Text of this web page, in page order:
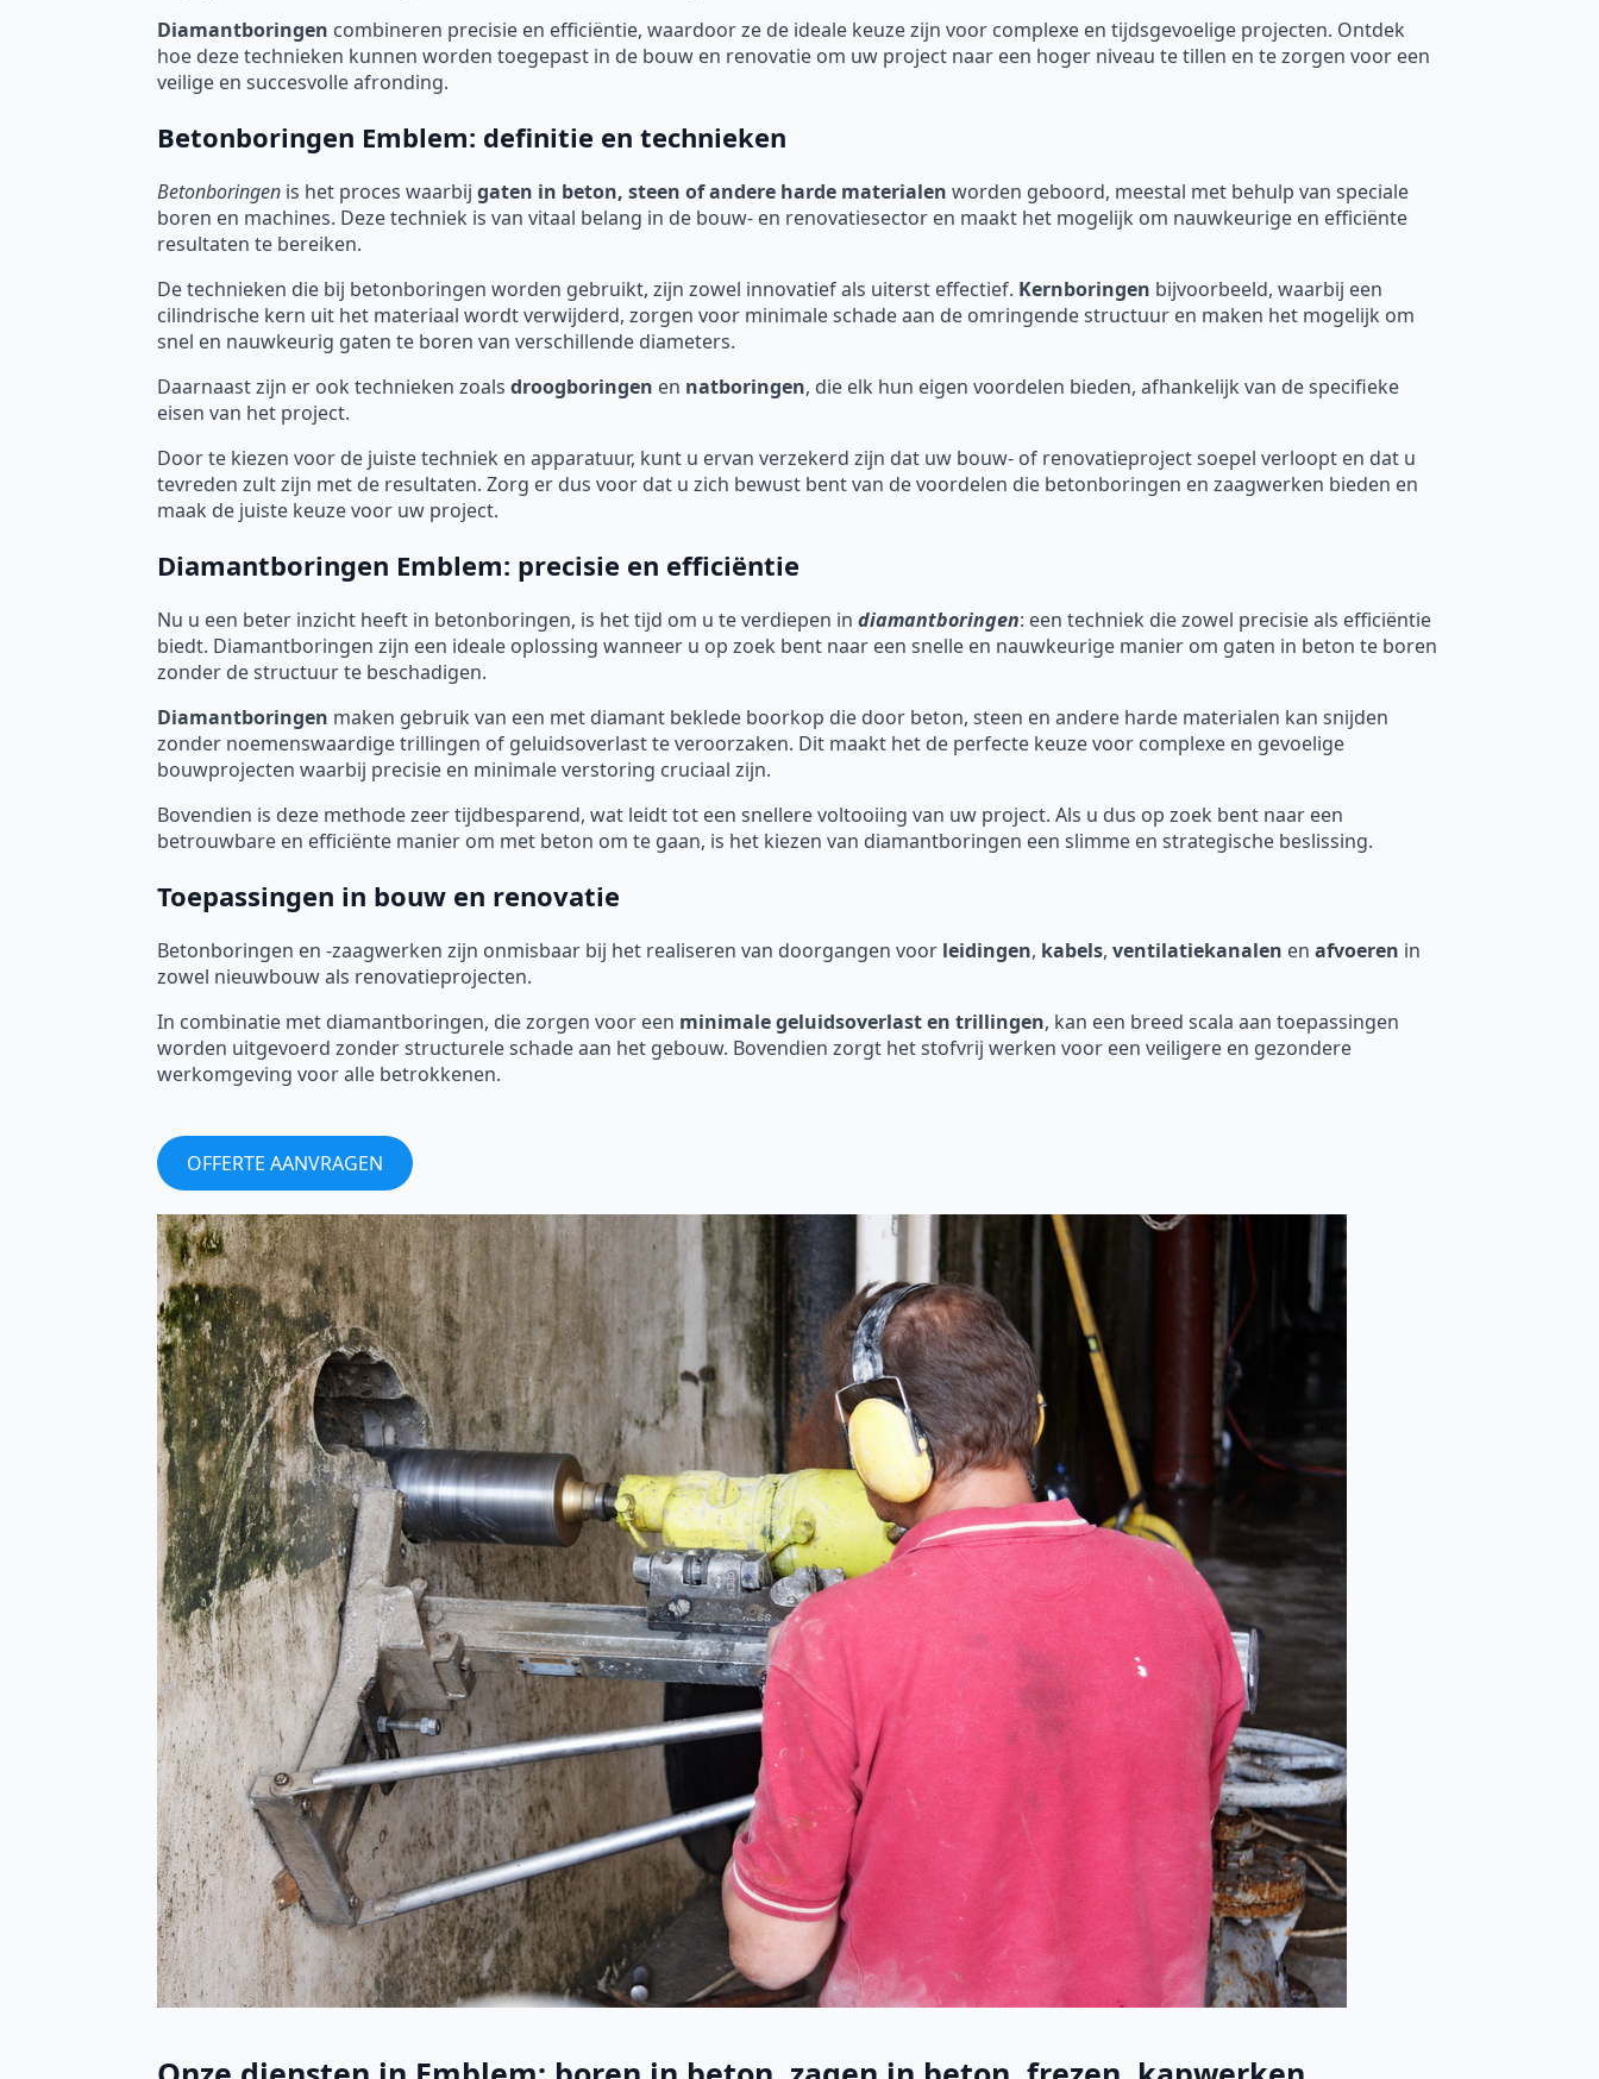
Diamantboringen combineren precisie en efficiëntie, waardoor ze de ideale keuze zijn voor complexe en tijdsgevoelige projecten. Ontdek
hoe deze technieken kunnen worden toegepast in de bouw en renovatie om uw project naar een hoger niveau te tillen en te zorgen voor een
veilige en succesvolle afronding.
Betonboringen Emblem: definitie en technieken
Betonboringen is het proces waarbij gaten in beton, steen of andere harde materialen worden geboord, meestal met behulp van speciale
boren en machines. Deze techniek is van vitaal belang in de bouw- en renovatiesector en maakt het mogelijk om nauwkeurige en efficiënte
resultaten te bereiken.
De technieken die bij betonboringen worden gebruikt, zijn zowel innovatief als uiterst effectief. Kernboringen bijvoorbeeld, waarbij een
cilindrische kern uit het materiaal wordt verwijderd, zorgen voor minimale schade aan de omringende structuur en maken het mogelijk om
snel en nauwkeurig gaten te boren van verschillende diameters.
Daarnaast zijn er ook technieken zoals droogboringen en natboringen, die elk hun eigen voordelen bieden, afhankelijk van de specifieke
eisen van het project.
Door te kiezen voor de juiste techniek en apparatuur, kunt u ervan verzekerd zijn dat uw bouw- of renovatieproject soepel verloopt en dat u
tevreden zult zijn met de resultaten. Zorg er dus voor dat u zich bewust bent van de voordelen die betonboringen en zaagwerken bieden en
maak de juiste keuze voor uw project.
Diamantboringen Emblem: precisie en efficiëntie
Nu u een beter inzicht heeft in betonboringen, is het tijd om u te verdiepen in diamantboringen: een techniek die zowel precisie als efficiëntie
biedt. Diamantboringen zijn een ideale oplossing wanneer u op zoek bent naar een snelle en nauwkeurige manier om gaten in beton te boren
zonder de structuur te beschadigen.
Diamantboringen maken gebruik van een met diamant beklede boorkop die door beton, steen en andere harde materialen kan snijden
zonder noemenswaardige trillingen of geluidsoverlast te veroorzaken. Dit maakt het de perfecte keuze voor complexe en gevoelige
bouwprojecten waarbij precisie en minimale verstoring cruciaal zijn.
Bovendien is deze methode zeer tijdbesparend, wat leidt tot een snellere voltooiing van uw project. Als u dus op zoek bent naar een
betrouwbare en efficiënte manier om met beton om te gaan, is het kiezen van diamantboringen een slimme en strategische beslissing.
Toepassingen in bouw en renovatie
Betonboringen en -zaagwerken zijn onmisbaar bij het realiseren van doorgangen voor leidingen, kabels, ventilatiekanalen en afvoeren in
zowel nieuwbouw als renovatieprojecten.
In combinatie met diamantboringen, die zorgen voor een minimale geluidsoverlast en trillingen, kan een breed scala aan toepassingen
worden uitgevoerd zonder structurele schade aan het gebouw. Bovendien zorgt het stofvrij werken voor een veiligere en gezondere
werkomgeving voor alle betrokkenen.
OFFERTE AANVRAGEN